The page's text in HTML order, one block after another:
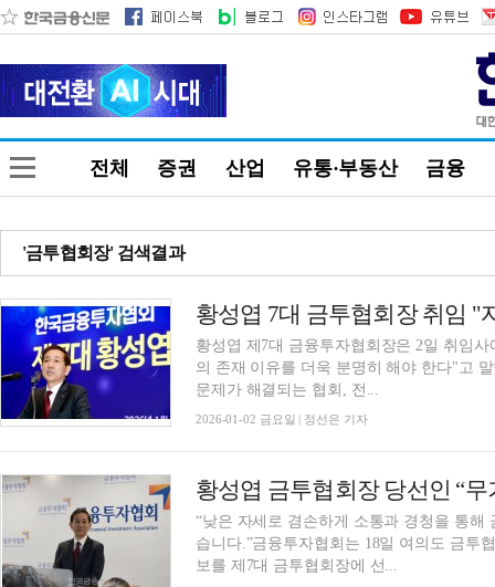
전체 증권 산업 유통·부동산 금융
'금투협회장' 검색결과
황성엽 제7대 금융투자협회장은 2일 취임
의 존재 이유를 더욱 분명히 해야 한다"고 말했다. 황 회장은 "문제를 전달하는 협
문제가 해결되는 협회, 전...
2026-01-02 금요일 | 정선은 기자
“낮은 자세로 겸손하게 소통과 경청을 통
습니다.”금융투자협회는 18일 여의도 금투
보를 제7대 금투협회장에 선...